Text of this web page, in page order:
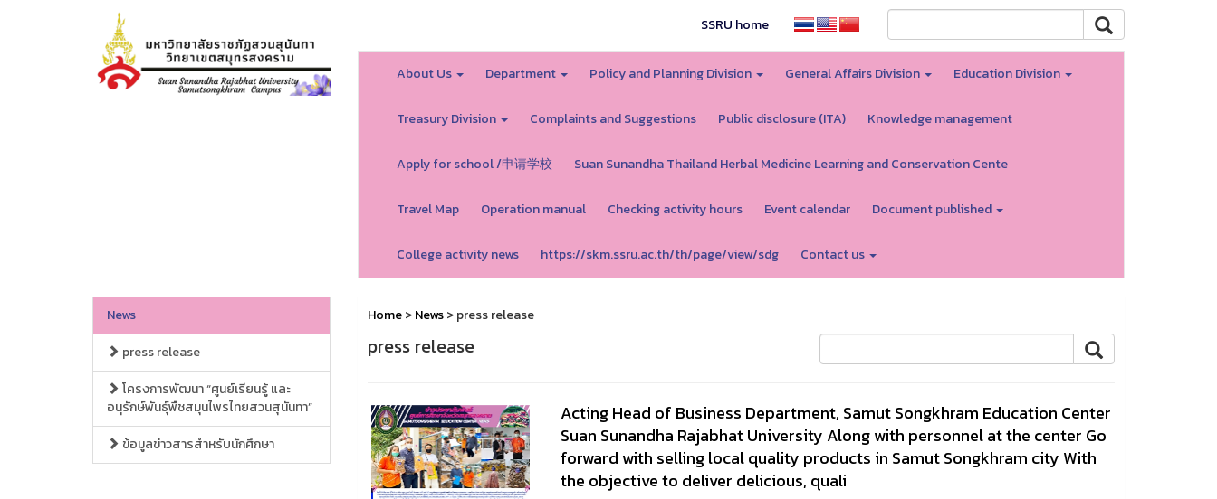
SSRU home
About Us Department Policy and Planning Division General Affairs Division Education Division
Treasury Division Complaints and Suggestions Public disclosure (ITA) Knowledge management
Apply for school /申请学校 Suan Sunandha Thailand Herbal Medicine Learning and Conservation Cente
Travel Map Operation manual Checking activity hours Event calendar Document published
College activity news https://skm.ssru.ac.th/th/page/view/sdg Contact us
News
press release
โครงการพัฒนา “ศูนย์เรียนรู้ และ
อนุรักษ์พันธุ์พืชสมุนไพรไทยสวนสุนันทา”
ข้อมูลข่าวสารสำหรับนักศึกษา
Home>News> press release
press release
Acting Head of Business Department, Samut Songkhram Education Center
Suan Sunandha Rajabhat University Along with personnel at the center Go
forward with selling local quality products in Samut Songkhram city With
the objective to deliver delicious, quali